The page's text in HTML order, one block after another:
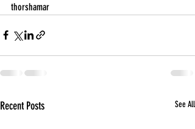
thorshamar
Recent Posts See All